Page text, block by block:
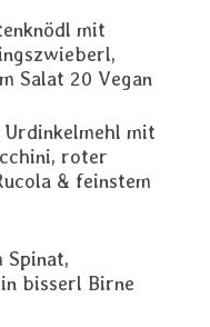
mit
Salat 20 Vegan
Urdinkelmehl mit
roter
& feinstem
Spinat,
bisserl Birne